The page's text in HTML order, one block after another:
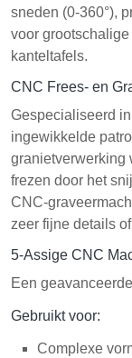
sneden (0-360°),
voor
kanteltafels.
CNC Frees- en
Gespecialiseerd
ingewikkelde
granietverwerking
frezen door het
CNC-
zeer fijne details
5-Assige CNC
Een
Gebruikt voor:
Complexe